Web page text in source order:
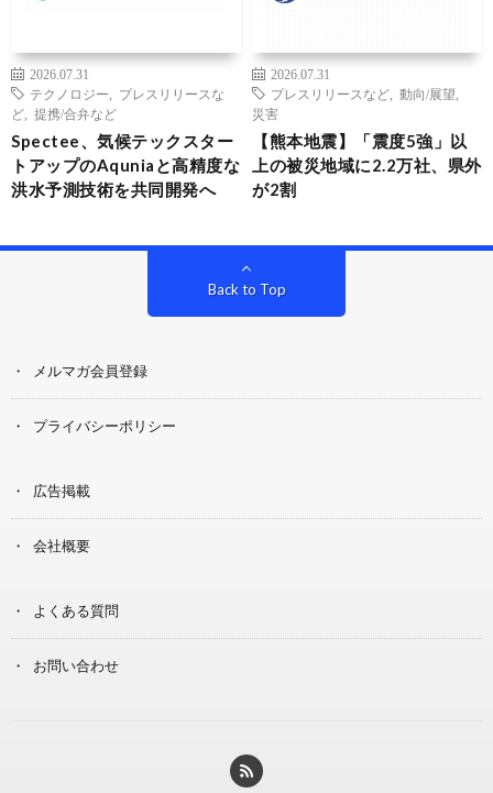
2026.07.31
テクノロジー
プレスリリースな
ど
提携/合弁など
Spectee、気候テックスター
トアップのAquniaと高精度な
洪水予測技術を共同開発へ
2026.07.31
プレスリリースなど
動向/展望
災害
【熊本地震】「震度5強」以
上の被災地域に2.2万社、県外
が2割
Back to Top
メルマガ会員登録
プライバシーポリシー
広告掲載
会社概要
よくある質問
お問い合わせ